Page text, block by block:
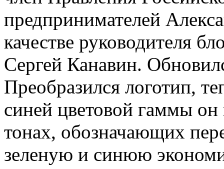
предпринимателей
качестве руководителя
Сергей Канавин.
Преобразился логотип,
синей цветовой гаммы
тонах, обозначающих
зеленую и синюю